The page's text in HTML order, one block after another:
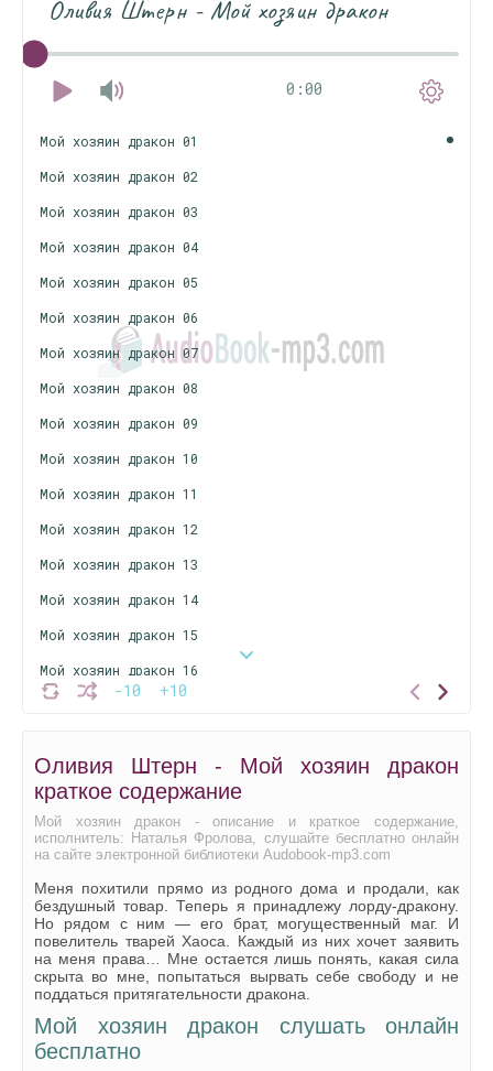
Оливия Штерн - Мой хозяин дракон
0:00
-10 +10
Мой хозяин дракон 01
Мой хозяин дракон 02
Мой хозяин дракон 03
Мой хозяин дракон 04
Мой хозяин дракон 05
Мой хозяин дракон 06
Мой хозяин дракон 07
Мой хозяин дракон 08
Мой хозяин дракон 09
Мой хозяин дракон 10
Мой хозяин дракон 11
Мой хозяин дракон 12
Мой хозяин дракон 13
Мой хозяин дракон 14
Мой хозяин дракон 15
Мой хозяин дракон 16
Мой хозяин дракон 17
Мой хозяин дракон 19
Мой хозяин дракон 21
Мой хозяин дракон 22
Мой хозяин дракон 23
Мой хозяин дракон 24
Мой хозяин дракон 25
Мой хозяин дракон 26
Мой хозяин дракон 27
Оливия Штерн - Мой хозяин дракон
краткое содержание
Мой хозяин дракон - описание и краткое содержание,
исполнитель: Наталья Фролова, слушайте бесплатно онлайн
на сайте электронной библиотеки Audobook-mp3.com
Меня похитили прямо из родного дома и продали, как
бездушный товар. Теперь я принадлежу лорду-дракону.
Но рядом с ним — его брат, могущественный маг. И
повелитель тварей Хаоса. Каждый из них хочет заявить
на меня права… Мне остается лишь понять, какая сила
скрыта во мне, попытаться вырвать себе свободу и не
поддаться притягательности дракона.
Мой хозяин дракон слушать онлайн
бесплатно